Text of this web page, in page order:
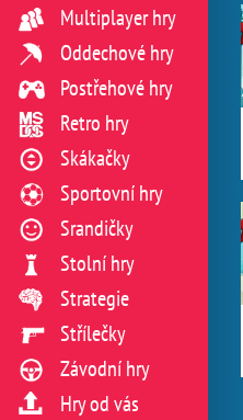
Multiplayer hry
Oddechové hry
Postřehové hry
Retro hry
Skákačky
Sportovní hry
Srandičky
Stolní hry
Strategie
Střílečky
Závodní hry
Hry od vás